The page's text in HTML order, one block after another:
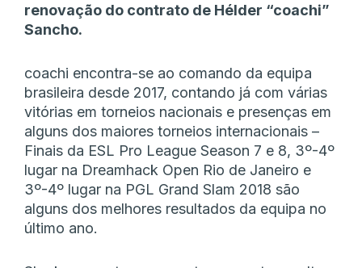
renovação do contrato de Hélder “coachi”
Sancho.
coachi encontra-se ao comando da equipa
brasileira desde 2017, contando já com várias
vitórias em torneios nacionais e presenças em
alguns dos maiores torneios internacionais –
Finais da ESL Pro League Season 7 e 8, 3º-4º
lugar na Dreamhack Open Rio de Janeiro e
3º-4º lugar na PGL Grand Slam 2018 são
alguns dos melhores resultados da equipa no
último ano.